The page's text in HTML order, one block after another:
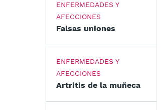
ENFERMEDADES Y
AFECCIONES
Falsas uniones
ENFERMEDADES Y
AFECCIONES
Artritis de la muñeca